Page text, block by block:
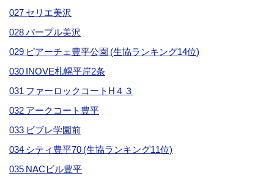
027 セリエ美沢
028 パープル美沢
029 ピアーチェ豊平公園 (生協ランキング14位)
030 INOVE札幌平岸2条
031 ファーロックコートH４３
032 アークコート豊平
033 ビブレ学園前
034 シティ豊平70 (生協ランキング11位)
035 NACビル豊平